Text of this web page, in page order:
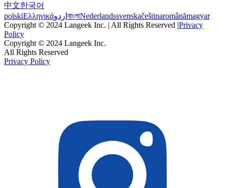
中文한국어
polskiΕλληνικάاردو বাংলাNederlandssvenskačeštinaromânămagyar
Copyright © 2024 Langeek Inc. | All Rights Reserved |Privacy
Policy
Copyright © 2024 Langeek Inc.
All Rights Reserved
Privacy Policy